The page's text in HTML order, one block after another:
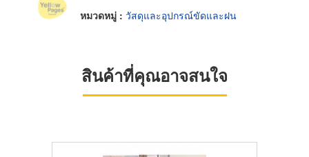
หมวดหมู่ : วัสดุและอุปกรณ์ขัดและฝน
สินค้าที่คุณอาจสนใจ